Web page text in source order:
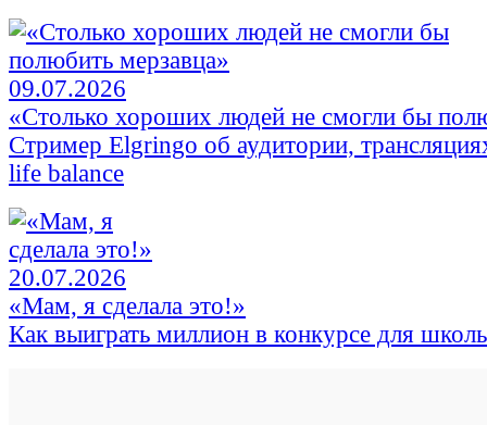
09.07.2026
«Столько хороших людей не смогли бы
Стример Elgringo об аудитории,
life balance
20.07.2026
«Мам, я сделала это!»
Как выиграть миллион в конкурсе для